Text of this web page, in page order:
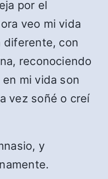
por el
veo mi vida
diferente, con
reconociendo
mi vida son
vez soñé o creí
y